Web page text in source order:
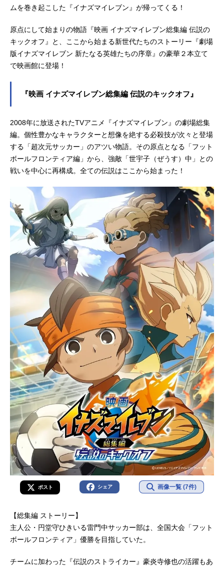
ムを巻き起こした『イナズマイレブン』が帰ってくる！
原点にして始まりの物語『映画 イナズマイレブン総集編 伝説の
キックオフ』と、ここから始まる新世代たちのストーリー『劇場
版イナズマイレブン 新たなる英雄たちの序章』の豪華２本立て
で映画館に登場！
『映画 イナズマイレブン総集編 伝説のキックオフ』
2008年に放送されたTVアニメ『イナズマイレブン』の劇場総集
編。個性豊かなキャラクターと想像を絶する必殺技が次々と登場
する「超次元サッカー」のアツい物語。その原点となる「フット
ボールフロンティア編」から、強敵「世宇子（ぜうす）中」との
戦いを中心に再構成。全ての伝説はここから始まった！
ポスト シェア 画像一覧 (7件)
【総集編 ストーリー】
主人公・円堂守ひきいる雷門中サッカー部は、全国大会「フット
ボールフロンティア」優勝を目指していた。
チームに加わった『伝説のストライカー』豪炎寺修也の活躍もあ